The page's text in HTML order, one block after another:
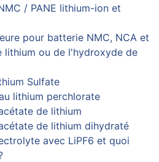
/ PANE lithium-ion et
pour batterie NMC, NCA et
lithium ou de l'hydroxyde de
Sulfate
lithium perchlorate
de lithium
de lithium dihydraté
avec LiPF6 et quoi